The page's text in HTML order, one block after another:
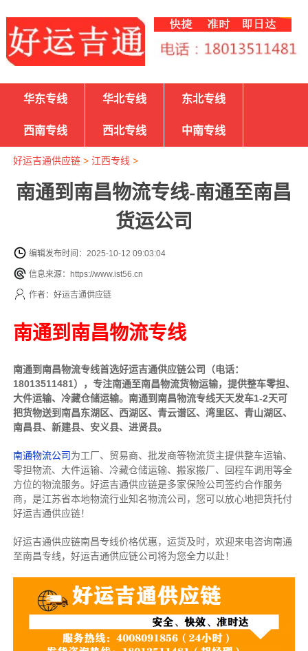
华东专线 华北专线 东北专线
西南专线 西北专线 中南专线
好运吉通供应链> 江西专线 >
南通到南昌物流专线-南通至南昌
货运公司
编辑发布时间：2025-10-12 09:03:04
信息来源：https://www.ist56.cn
作者：好运吉通供应链
南通到南昌物流专线
南通到南昌物流专线首选好运吉通供应链公司（电话：
18013511481），专注南通至南昌物流货物运输，提供整车零担、
大件运输、冷藏仓储运输。南通到南昌物流专线天天发车1-2天可
把货物送到南昌东湖区、西湖区、青云谱区、湾里区、青山湖区、
南昌县、新建县、安义县、进贤县。
南通物流公司为工厂、贸易商、批发商等物流货主提供整车运输、
零担物流、大件运输、冷藏仓储运输、搬家搬厂、回程车调用等全
方位的物流服务。好运吉通供应链是多家保险公司签约合作服务
商，是江苏省本地物流行业知名物流公司，您可以放心地把货托付
好运吉通供应链！
好运吉通供应链南昌专线价格优惠，运货及时，欢迎来电咨询南通
至南昌专线，好运吉通供应链公司将为您全力以赴！